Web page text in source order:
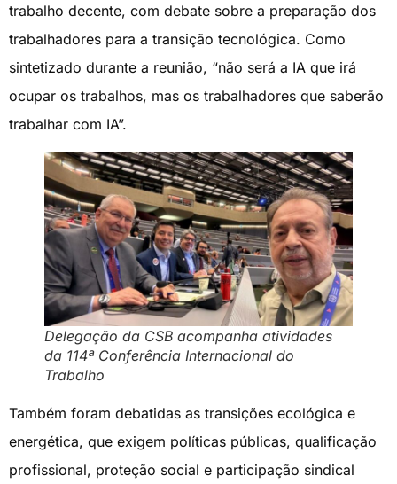
trabalho decente, com debate sobre a preparação dos
trabalhadores para a transição tecnológica. Como
sintetizado durante a reunião, “não será a IA que irá
ocupar os trabalhos, mas os trabalhadores que saberão
trabalhar com IA”.
Delegação da CSB acompanha atividades
da 114ª Conferência Internacional do
Trabalho
Também foram debatidas as transições ecológica e
energética, que exigem políticas públicas, qualificação
profissional, proteção social e participação sindical